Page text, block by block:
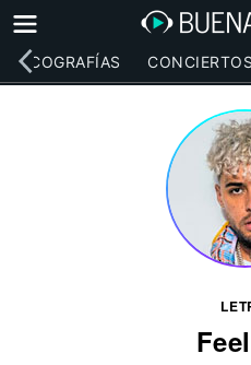
DISCOGRAFÍAS CONCIERTOS